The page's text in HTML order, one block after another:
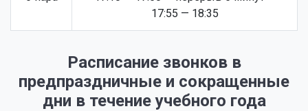
17:55 — 18:35
Расписание звонков в
предпраздничные и сокращенные
дни в течение учебного года